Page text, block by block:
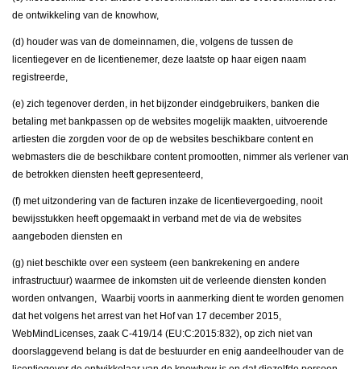
de ontwikkeling van de knowhow,
(d) houder was van de domeinnamen, die, volgens de tussen de
licentiegever en de licentienemer, deze laatste op haar eigen naam
registreerde,
(e) zich tegenover derden, in het bijzonder eindgebruikers, banken die
betaling met bankpassen op de websites mogelijk maakten, uitvoerende
artiesten die zorgden voor de op de websites beschikbare content en
webmasters die de beschikbare content promootten, nimmer als verlener van
de betrokken diensten heeft gepresenteerd,
(f) met uitzondering van de facturen inzake de licentievergoeding, nooit
bewijsstukken heeft opgemaakt in verband met de via de websites
aangeboden diensten en
(g) niet beschikte over een systeem (een bankrekening en andere
infrastructuur) waarmee de inkomsten uit de verleende diensten konden
worden ontvangen, Waarbij voorts in aanmerking dient te worden genomen
dat het volgens het arrest van het Hof van 17 december 2015,
WebMindLicenses, zaak C-419/14 (EU:C:2015:832), op zich niet van
doorslaggevend belang is dat de bestuurder en enig aandeelhouder van de